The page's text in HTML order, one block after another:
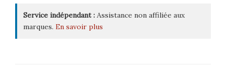
Service indépendant : Assistance non affiliée aux
marques. En savoir plus